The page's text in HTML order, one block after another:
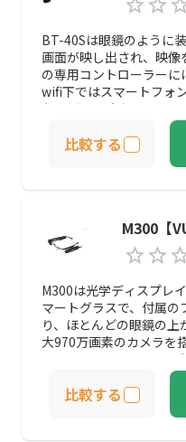
BT-40Sは眼鏡のように
画面が映し出され、映
の専用コントローラーに
wifi下ではスマートフォ
段モバイル端末で見てい
面で楽しむことが可能で
比較する
M300【
M300は光学ディスプレ
マートグラスで、付属の
り、ほとんどの眼鏡の
大970万画素のカメラを
ので、スマートフォン
撮影し、保存すること
比較する